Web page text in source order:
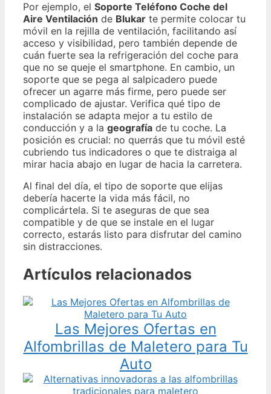
Por ejemplo, el Soporte Teléfono Coche del
Aire Ventilación de Blukar te permite colocar tu
móvil en la rejilla de ventilación, facilitando así
acceso y visibilidad, pero también depende de
cuán fuerte sea la refrigeración del coche para
que no se queje el smartphone. En cambio, un
soporte que se pega al salpicadero puede
ofrecer un agarre más firme, pero puede ser
complicado de ajustar. Verifica qué tipo de
instalación se adapta mejor a tu estilo de
conducción y a la geografía de tu coche. La
posición es crucial: no querrás que tu móvil esté
cubriendo tus indicadores o que te distraiga al
mirar hacia abajo en lugar de hacia la carretera.
Al final del día, el tipo de soporte que elijas
debería hacerte la vida más fácil, no
complicártela. Si te aseguras de que sea
compatible y de que se instale en el lugar
correcto, estarás listo para disfrutar del camino
sin distracciones.
Artículos relacionados
Las Mejores Ofertas en
Alfombrillas de Maletero para Tu
Auto